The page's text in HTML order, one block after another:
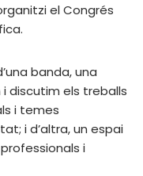
el Congrés
banda, una
discutim els treballs
i temes
i d’altra, un espai
i